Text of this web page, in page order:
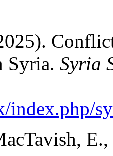
Syria. Syria
index.php/